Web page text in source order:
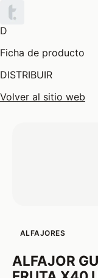
D
Ficha de producto
DISTRIBUIR
Volver al sitio web
ALFAJORES
ALFAJOR